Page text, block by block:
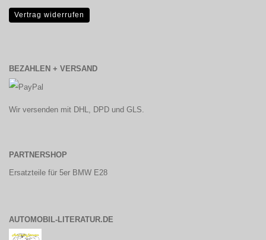
Vertrag widerrufen
BEZAHLEN + VERSAND
Wir versenden mit DHL, DPD und GLS.
PARTNERSHOP
Ersatzteile für 5er BMW E28
AUTOMOBIL-LITERATUR.DE